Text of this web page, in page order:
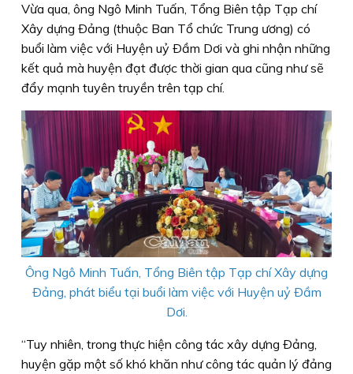
Vừa qua, ông Ngô Minh Tuấn, Tổng Biên tập Tạp chí
Xây dựng Ðảng (thuộc Ban Tổ chức Trung ương) có
buổi làm việc với Huyện uỷ Ðầm Dơi và ghi nhận những
kết quả mà huyện đạt được thời gian qua cũng như sẽ
đẩy mạnh tuyên truyền trên tạp chí.
Ông Ngô Minh Tuấn, Tổng Biên tập Tạp chí Xây dựng
Ðảng, phát biểu tại buổi làm việc với Huyện uỷ Ðầm
Dơi.
“Tuy nhiên, trong thực hiện công tác xây dựng Ðảng,
huyện gặp một số khó khăn như công tác quản lý đảng